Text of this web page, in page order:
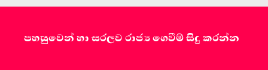
පහසුවෙන් හා සරලව රාජ්‍ය ගෙවීම් සිදු කරන්න